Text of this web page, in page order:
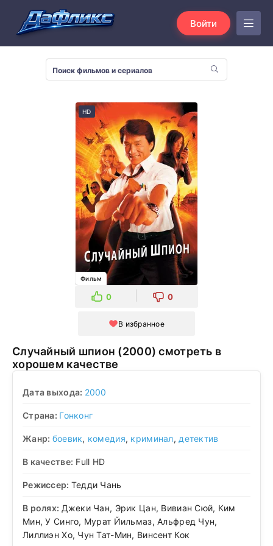
Войти
HD
Фильм
0 0
В избранное
Случайный шпион (2000) смотреть в
хорошем качестве
Дата выхода: 2000
Страна: Гонконг
Жанр: боевик, комедия, криминал, детектив
В качестве: Full HD
Режиссер: Тедди Чань
В ролях: Джеки Чан, Эрик Цан, Вивиан Сюй, Ким
Мин, У Синго, Мурат Йильмаз, Альфред Чун,
Лиллиэн Хо, Чун Тат-Мин, Винсент Кок